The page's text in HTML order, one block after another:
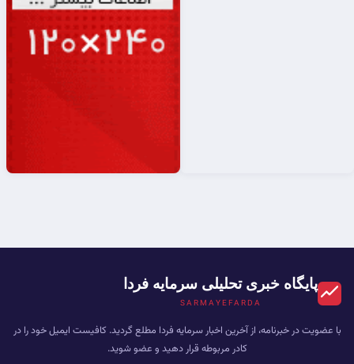
پایگاه خبری تحلیلی سرمایه فردا
SARMAYEFARDA
با عضویت در خبرنامه، از آخرین اخبار سرمایه فردا مطلع گردید. کافیست ایمیل خود را در
کادر مربوطه قرار دهید و عضو شوید.